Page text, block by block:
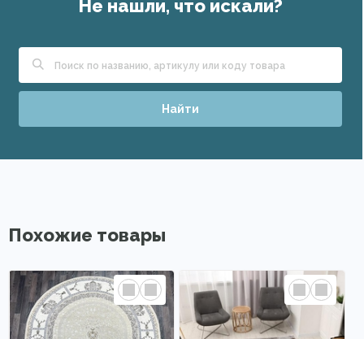
Не нашли, что искали?
Найти
Похожие товары